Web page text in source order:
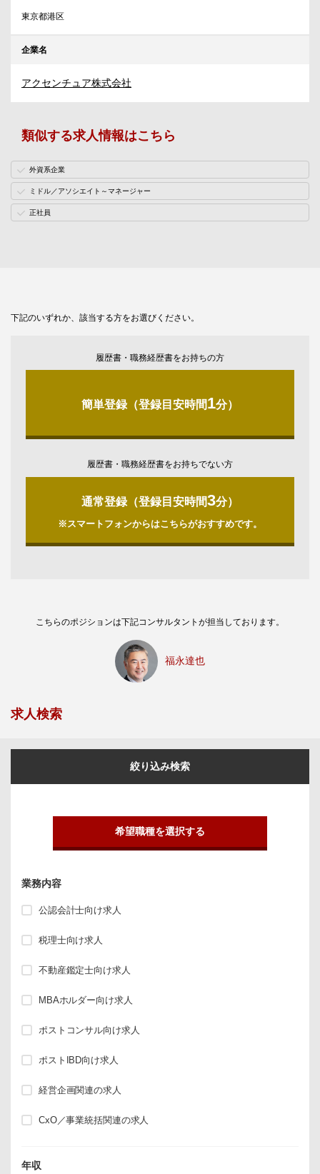
東京都港区
企業名
アクセンチュア株式会社
類似する求人情報はこちら
外資系企業
ミドル／アソシエイト～マネージャー
正社員
下記のいずれか、該当する方をお選びください。
履歴書・職務経歴書をお持ちの方
簡単登録（登録目安時間1分）
履歴書・職務経歴書をお持ちでない方
通常登録（登録目安時間3分）
※スマートフォンからはこちらがおすすめです。
こちらのポジションは下記コンサルタントが担当しております。
福永達也
求人検索
絞り込み検索
希望職種を選択する
業務内容
公認会計士向け求人
税理士向け求人
不動産鑑定士向け求人
MBAホルダー向け求人
ポストコンサル向け求人
ポストIBD向け求人
経営企画関連の求人
CxO／事業統括関連の求人
年収